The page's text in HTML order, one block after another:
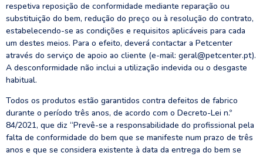
respetiva reposição de conformidade mediante reparação ou
substituição do bem, redução do preço ou à resolução do contrato,
estabelecendo-se as condições e requisitos aplicáveis para cada
um destes meios. Para o efeito, deverá contactar a Petcenter
através do serviço de apoio ao cliente (e-mail: geral@petcenter.pt).
A desconformidade não inclui a utilização indevida ou o desgaste
habitual.
Todos os produtos estão garantidos contra defeitos de fabrico
durante o período três anos, de acordo com o Decreto-Lei n.º
84/2021, que diz “Prevê-se a responsabilidade do profissional pela
falta de conformidade do bem que se manifeste num prazo de três
anos e que se considera existente à data da entrega do bem se